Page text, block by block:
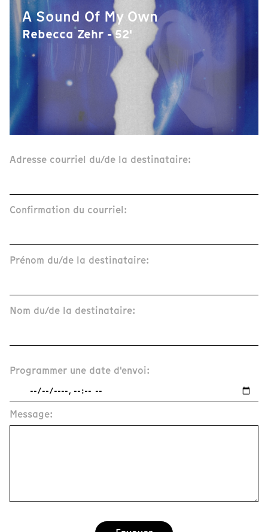
A Sound Of My Own
Rebecca Zehr - 52'
Adresse courriel du/de la destinataire:
Confirmation du courriel:
Prénom du/de la destinataire:
Nom du/de la destinataire:
Programmer une date d'envoi:
Message: